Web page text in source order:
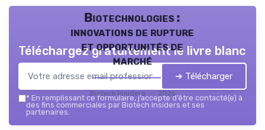
Biotechnologies :
innovations de rupture
et opportunités de
marché
Biotech Insiders — 2026
Téléchargez gratuitement le livre blanc
➔ Télécharger
* En remplissant ce formulaire, j’accepte d’être contacté(e) à
des fins commerciales par Biotech Insiders et ses
partenaires.